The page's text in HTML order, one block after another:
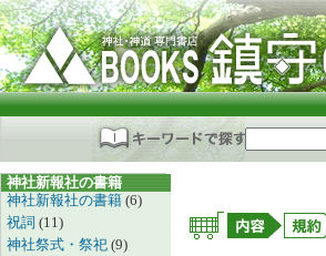
神社新報社の書籍
神社新報社の書籍 (6)
祝詞 (11)
神社祭式・祭祀 (9)